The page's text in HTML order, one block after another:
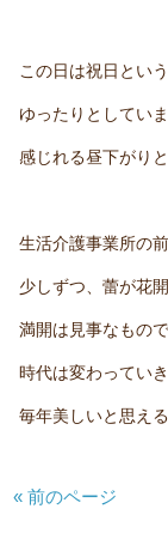
この日は祝日とい
ゆったりとしてい
感じれる昼下がり
生活介護事業所の
少しずつ、蕾が花
満開は見事なもの
時代は変わってい
毎年美しいと思え
« 前のページ